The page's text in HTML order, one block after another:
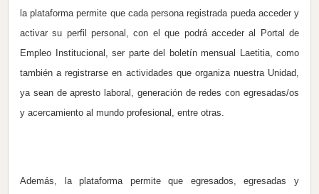
la plataforma permite que cada persona registrada pueda acceder y
activar su perfil personal, con el que podrá acceder al Portal de
Empleo Institucional, ser parte del boletín mensual Laetitia, como
también a registrarse en actividades que organiza nuestra Unidad,
ya sean de apresto laboral, generación de redes con egresadas/os
y acercamiento al mundo profesional, entre otras.
Además, la plataforma permite que egresados, egresadas y